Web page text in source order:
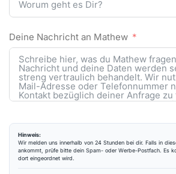
Deine Nachricht an Mathew
Hinweis:
Wir melden uns innerhalb von 24 Stunden bei dir. Falls in
ankommt, prüfe bitte dein Spam- oder Werbe-Postfach. Es
dort eingeordnet wird.